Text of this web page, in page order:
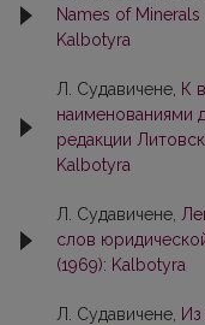
Names of Minerals
Kalbotyra
Л. Судавичене, К
наименованиями
редакции
Kalbotyra
Л. Судавичене,
слов
(1969): Kalbotyra
Л. Судавичене,